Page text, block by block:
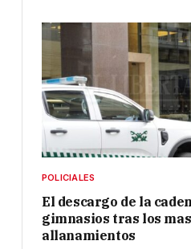
POLICIALES
El descargo de la
gimnasios tras los
allanamientos